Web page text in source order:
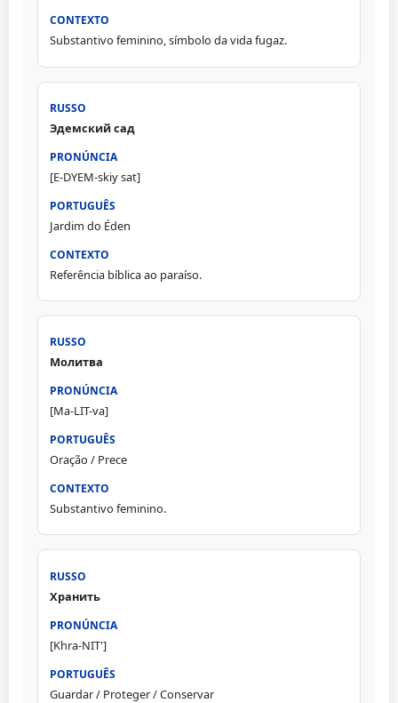
Substantivo feminino, símbolo da vida fugaz.
Эдемский сад
[E-DYEM-skiy sat]
Jardim do Éden
Referência bíblica ao paraíso.
Молитва
[Ma-LIT-va]
Oração / Prece
Substantivo feminino.
Хранить
[Khra-NIT']
Guardar / Proteger / Conservar